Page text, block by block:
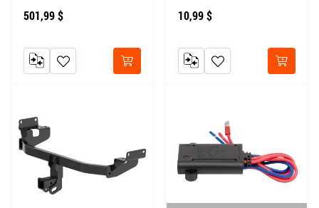
501,99 $
Acheter
AJOUTER À MA LISTE DE SOUHAITS
AJOUTER AU COMPARATEUR
10,99 $
Acheter
AJOUTER À MA LISTE DE
AJOUTER AU COMPARATEUR